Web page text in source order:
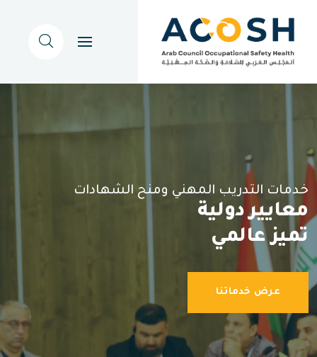
خدمات التدريب المهني ومنح الشهادات
معايير دولية
تميز عالمي
عرض خدماتنا